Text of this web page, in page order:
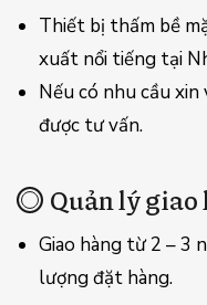
Thiết bị thấm bề
xuất nổi tiếng tại
Nếu có nhu cầu
được tư vấn.
Quản lý giao
Giao hàng từ 2 – 3
lượng đặt hàng.